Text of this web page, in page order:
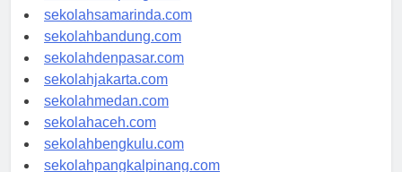
sekolahlampung.com
sekolahsamarinda.com
sekolahbandung.com
sekolahdenpasar.com
sekolahjakarta.com
sekolahmedan.com
sekolahaceh.com
sekolahbengkulu.com